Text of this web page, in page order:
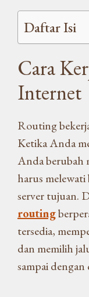
Daftar Isi
Cara
Internet
Routing
Ketika Anda
Anda berubah
harus
server tujuan.
routing
tersedia,
dan memilih
sampai dengan